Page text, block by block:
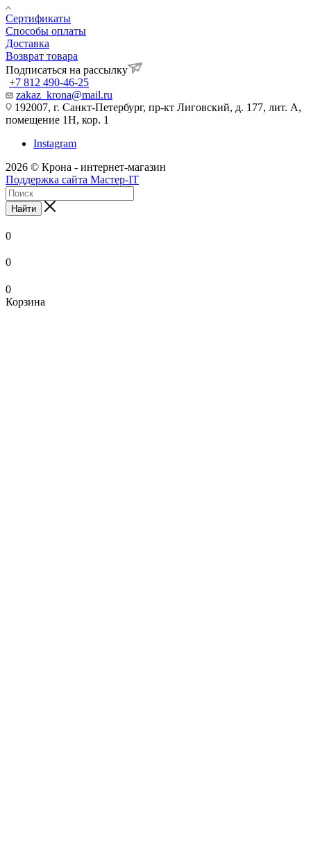
Сертификаты
Способы оплаты
Доставка
Возврат товара
Подписаться на рассылку
+7 812 490-46-25
zakaz_krona@mail.ru
192007, г. Санкт-Петербург, пр-кт Лиговский, д. 177, лит. А,
помещение 1Н, кор. 1
Instagram
2026 © Крона - интернет-магазин
Поддержка сайта Мастер-IT
Найти
0
0
0
Корзина